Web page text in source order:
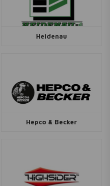
Heidenau
Hepco & Becker